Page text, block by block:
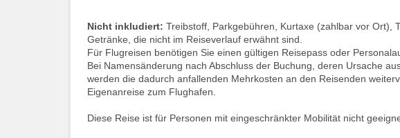
Nicht inkludiert: Treibstoff, Parkgebühren, Kurtaxe (zahlbar vor Ort),
Getränke, die nicht im Reiseverlauf erwähnt sind.
Für Flugreisen benötigen Sie einen gültigen Reisepass oder
Bei Namensänderung nach Abschluss der Buchung, deren Ursache
werden die dadurch anfallenden Mehrkosten an den Reisenden
Eigenanreise zum Flughafen.
Diese Reise ist für Personen mit eingeschränkter Mobilität nicht